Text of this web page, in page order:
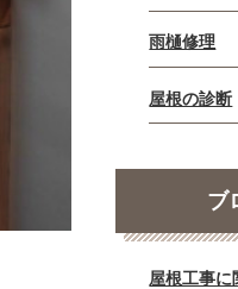
雨樋修理
屋根の診断
ブ
屋根工事に